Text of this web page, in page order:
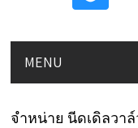
MENU
จำหน่าย นีดเดิลวาล์